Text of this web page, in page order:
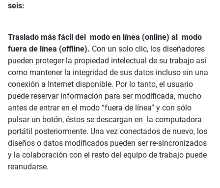
seis:
Traslado más fácil del modo en línea (online) al modo
fuera de línea (offline). Con un solo clic, los diseñadores
pueden proteger la propiedad intelectual de su trabajo así
como mantener la integridad de sus datos incluso sin una
conexión a Internet disponible. Por lo tanto, el usuario
puede reservar información para ser modificada, mucho
antes de entrar en el modo “fuera de línea” y con sólo
pulsar un botón, éstos se descargan en la computadora
portátil posteriormente. Una vez conectados de nuevo, los
diseños o datos modificados pueden ser re-sincronizados
y la colaboración con el resto del equipo de trabajo puede
reanudarse.